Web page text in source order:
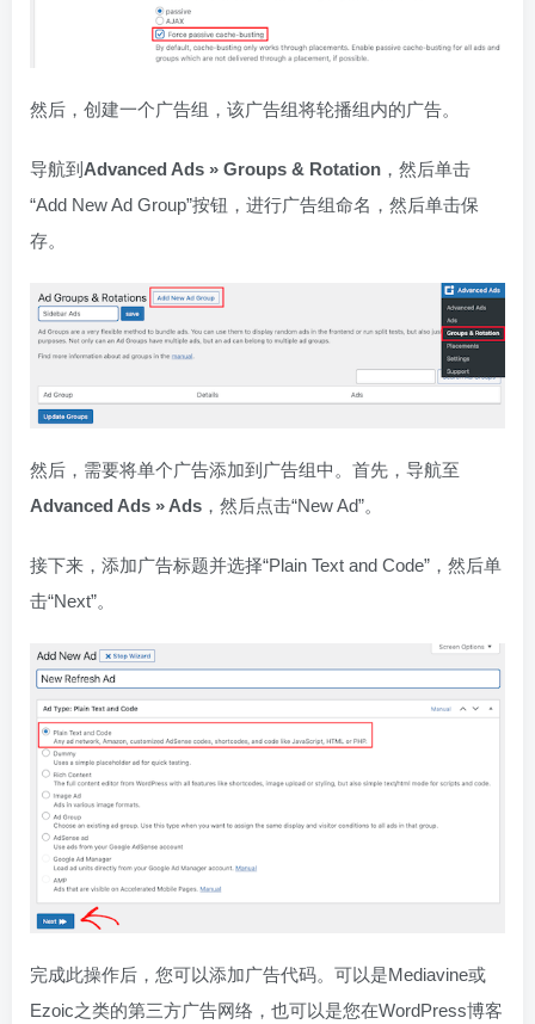
然后，创建一个广告组，该广告组将轮播组内的广告。
导航到 Advanced Ads » Groups & Rotation ，然后单击
“Add New Ad Group”按钮，进行广告组命名，然后单击保
存。
然后，需要将单个广告添加到广告组中。首先，导航至
Advanced Ads » Ads ，然后点击“New Ad”。
接下来，添加广告标题并选择“Plain Text and Code”，然后单
击“Next”。
完成此操作后，您可以添加广告代码。可以是Mediavine或
Ezoic之类的第三方广告网络，也可以是您在WordPress博客